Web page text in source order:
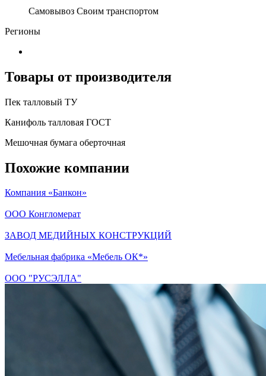
Самовывоз Своим транспортом
Регионы
Товары от производителя
Пек талловый ТУ
Канифоль талловая ГОСТ
Мешочная бумага оберточная
Похожие компании
Компания «Банкон»
ООО Конгломерат
ЗАВОД МЕДИЙНЫХ КОНСТРУКЦИЙ
Мебельная фабрика «Мебель ОК*»
ООО "РУСЭЛЛА"